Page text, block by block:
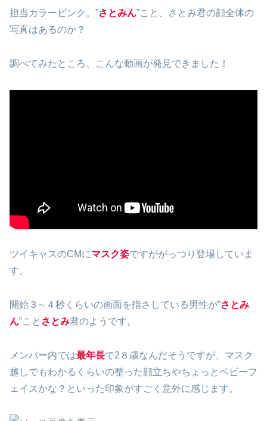
担当カラーピンク。”さとみん”こと、さとみ君の顔全体の
写真はあるのか？
調べてみたところ、こんな動画が発見できました！
ツイキャスのCMにマスク姿ですががっつり登場していま
す。
開始３∼４秒くらいの画面を指さしている男性が”さとみ
ん”こと さとみ君のようです。
メンバー内では最年長で2８歳なんだそうですが、マスク
越しでもわかるくらいの整った顔立ちやちょっとベビーフ
ェイスかな？といった印象がすごく意外に感じます。